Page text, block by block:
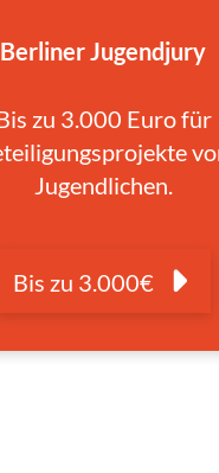
Berliner Jugendjury
zu 3.000 Euro für
Jugendlichen.
Bis zu 3.000€